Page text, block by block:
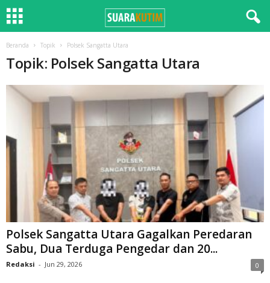
Beranda Topik Polsek Sangatta Utara
Topik: Polsek Sangatta Utara
Polsek Sangatta Utara Gagalkan Peredaran
Sabu, Dua Terduga Pengedar dan 20...
Redaksi - Jun 29, 2026 0